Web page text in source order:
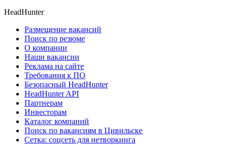
HeadHunter
Размещение вакансий
Поиск по резюме
О компании
Наши вакансии
Реклама на сайте
Требования к ПО
Безопасный HeadHunter
HeadHunter API
Партнерам
Инвесторам
Каталог компаний
Поиск по вакансиям в Цивильске
Сетка: соцсеть для нетворкинга